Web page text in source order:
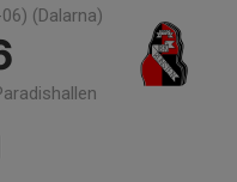
(Dalarna)